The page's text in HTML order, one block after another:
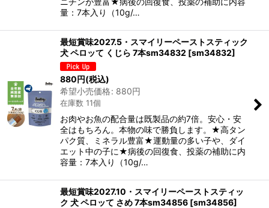
量：7本入り（10g/…
最短賞味2027.5・スマイリーペーストスティック
犬 ペロッて くじら 7本sm34832 [sm34832]
880円(税込)
希望小売価格: 880円
在庫数 11個
お肉やお魚の配合量は既製品の約7倍。安心・安
全はもちろん。本物の味で勝負します。★高タン
パク質、ミネラル豊富★運動量の多い子や、ダイ
エット中の子に★病後の回復食、投薬の補助に内
容量：7本入り（10g/…
最短賞味2027.10・スマイリーペーストスティッ
ク 犬 ペロッて さめ 7本sm34856 [sm34856]